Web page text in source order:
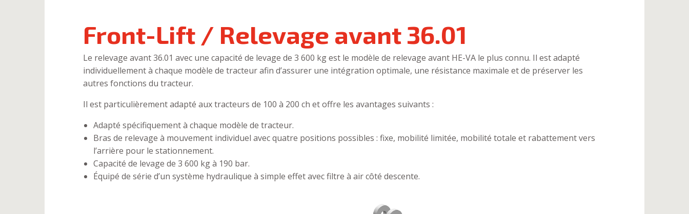
Front-Lift / Relevage avant 36.01
Le relevage avant 36.01 avec une capacité de levage de 3 600 kg est le modèle de relevage avant HE-VA le plus connu. Il est adapté
individuellement à chaque modèle de tracteur afin d’assurer une intégration optimale, une résistance maximale et de préserver les
autres fonctions du tracteur.
Il est particulièrement adapté aux tracteurs de 100 à 200 ch et offre les avantages suivants :
Adapté spécifiquement à chaque modèle de tracteur.
Bras de relevage à mouvement individuel avec quatre positions possibles : fixe, mobilité limitée, mobilité totale et rabattement vers
l’arrière pour le stationnement.
Capacité de levage de 3 600 kg à 190 bar.
Équipé de série d’un système hydraulique à simple effet avec filtre à air côté descente.